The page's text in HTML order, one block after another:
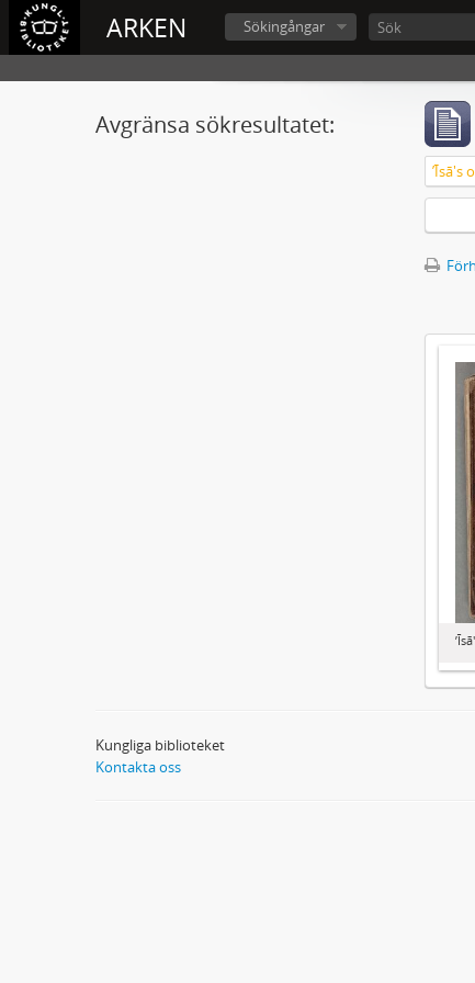
ARKEN Sökingångar
Avgränsa sökresultatet:
ʼĪsā's
Kungliga biblioteket
Kontakta oss